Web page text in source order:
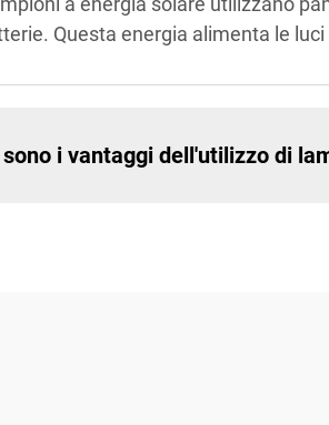
Questa energia alimenta le
i vantaggi dell'utilizzo di